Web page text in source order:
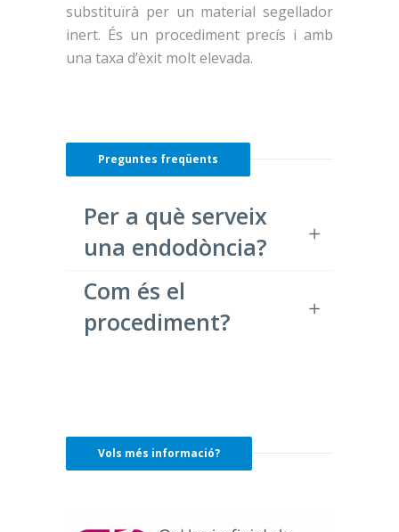
substituïrà per un material segellador
inert. És un procediment precís i amb
una taxa d’èxit molt elevada.
Preguntes freqüents
Per a què serveix
una endodòncia?
Com és el
procediment?
Vols més informació?